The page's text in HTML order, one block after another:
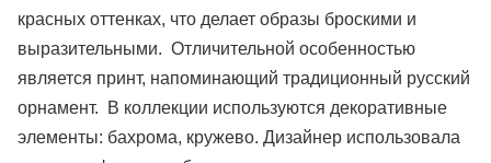
красных оттенках, что делает образы броскими и
выразительными. Отличительной особенностью
является принт, напоминающий традиционный русский
орнамент. В коллекции используются декоративные
элементы: бахрома, кружево. Дизайнер использовала